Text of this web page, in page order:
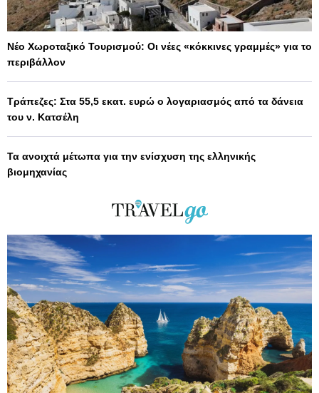
Νέο Χωροταξικό Τουρισμού: Οι νέες «κόκκινες γραμμές» για το
περιβάλλον
Τράπεζες: Στα 55,5 εκατ. ευρώ ο λογαριασμός από τα δάνεια
του ν. Κατσέλη
Τα ανοιχτά μέτωπα για την ενίσχυση της ελληνικής
βιομηχανίας